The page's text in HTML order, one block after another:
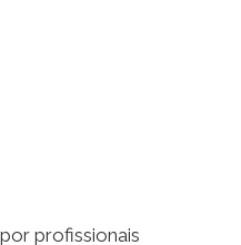
profissionais